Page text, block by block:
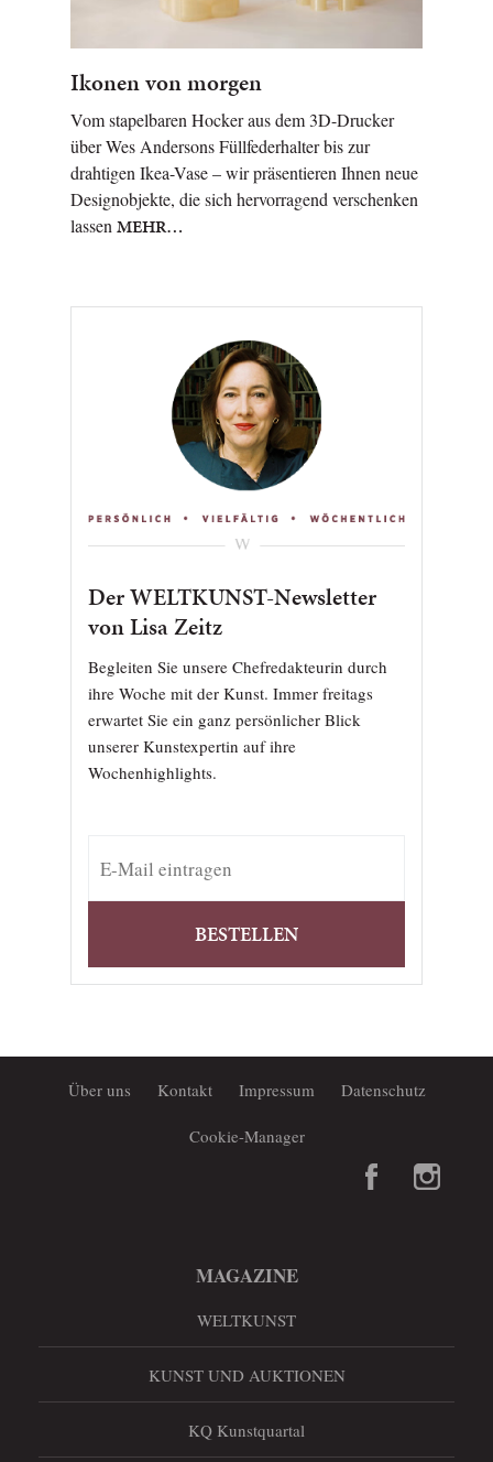
Ikonen von morgen
Vom stapelbaren Hocker aus dem 3D-Drucker
über Wes Andersons Füllfederhalter bis zur
drahtigen Ikea-Vase – wir präsentieren Ihnen neue
Designobjekte, die sich hervorragend verschenken
lassen MEHR…
Der WELTKUNST-Newsletter
von Lisa Zeitz
Begleiten Sie unsere Chefredakteurin durch
ihre Woche mit der Kunst. Immer freitags
erwartet Sie ein ganz persönlicher Blick
unserer Kunstexpertin auf ihre
Wochenhighlights.
BESTELLEN
Über uns Kontakt Impressum Datenschutz
Cookie-Manager
MAGAZINE
WELTKUNST
KUNST UND AUKTIONEN
KQ Kunstquartal